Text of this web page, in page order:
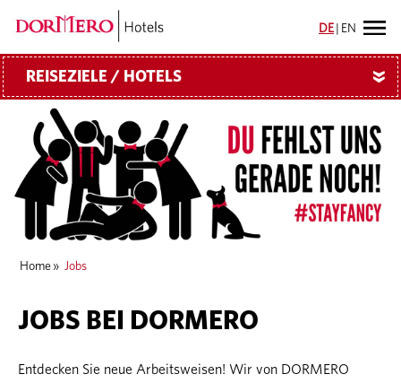
DE EN
REISEZIELE / HOTELS »
Home » Jobs
JOBS BEI DORMERO
Entdecken Sie neue Arbeitsweisen! Wir von DORMERO